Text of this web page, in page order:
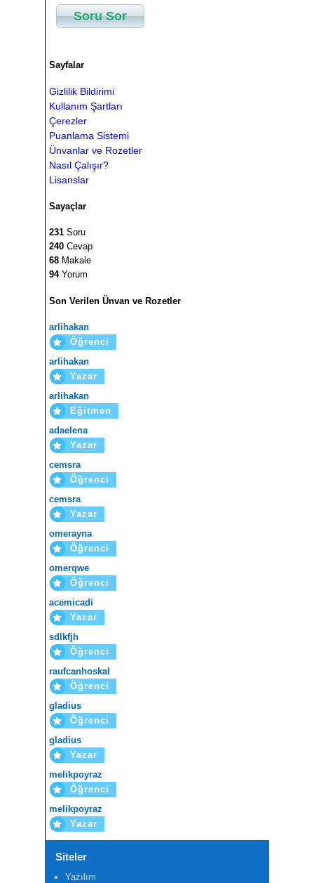
Soru Sor
Sayfalar
Gizlilik Bildirimi
Kullanım Şartları
Çerezler
Puanlama Sistemi
Ünvanlar ve Rozetler
Nasıl Çalışır?
Lisanslar
Sayaçlar
231 Soru
240 Cevap
68 Makale
94Yorum
Son Verilen Ünvan ve Rozetler
arlihakan
Öğrenci
arlihakan
Yazar
arlihakan
Eğitmen
adaelena
Yazar
cemsra
Öğrenci
cemsra
Yazar
omerayna
Öğrenci
omerqwe
Öğrenci
acemicadi
Yazar
sdlkfjh
Öğrenci
raufcanhoskal
Öğrenci
gladius
Öğrenci
gladius
Yazar
melikpoyraz
Öğrenci
melikpoyraz
Yazar
Siteler
Yazılım